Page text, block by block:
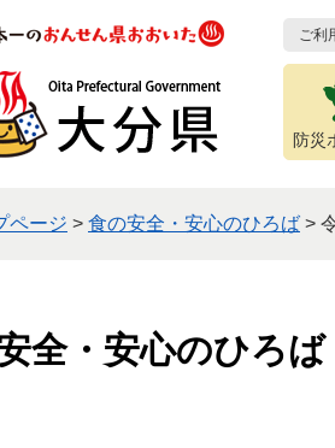
ご利
防災
ページ > 食の安全・安心のひろば >
全・安心のひろば